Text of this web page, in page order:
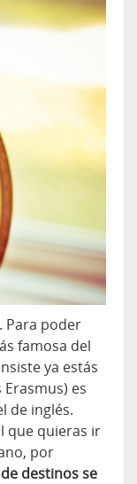
Para poder
famosa del
ya estás
es
de inglés.
que quieras ir
por
destinos se